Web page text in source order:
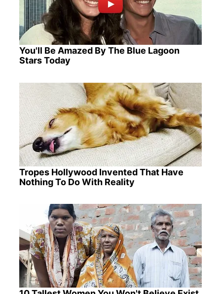
You'll Be Amazed By The Blue Lagoon
Stars Today
Tropes Hollywood Invented That Have
Nothing To Do With Reality